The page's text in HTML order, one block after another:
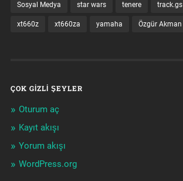
Sosyal Medya star wars tenere track.gs
xt660z xt660za yamaha Özgür Akman
ÇOK GIZLI ŞEYLER
Oturum aç
Kayıt akışı
Yorum akışı
WordPress.org